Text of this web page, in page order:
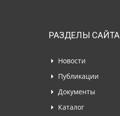
РАЗДЕЛЫ САЙТА
Новости
Публикации
Документы
Каталог